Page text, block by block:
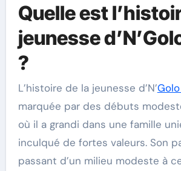
Quelle est
jeunesse
?
L’histoire de la jeunesse d’N’
marquée par des débuts
où il a grandi dans une famille
inculqué de fortes valeurs. Son
passant d’un milieu modeste à